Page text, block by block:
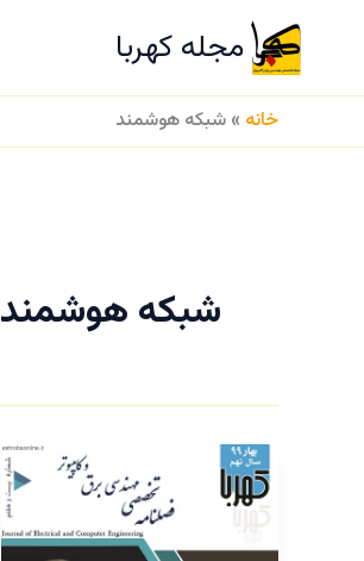
مجله کهربا
خانه » شبکه هوشمند
شبکه هوشمند